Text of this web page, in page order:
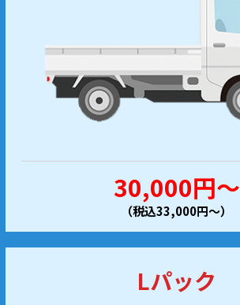
30,000円～
（税込33,000円～）
Lパック